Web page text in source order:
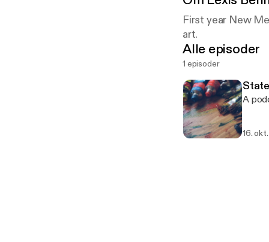
First year New
art.
Alle episoder
1 episoder
A
16.